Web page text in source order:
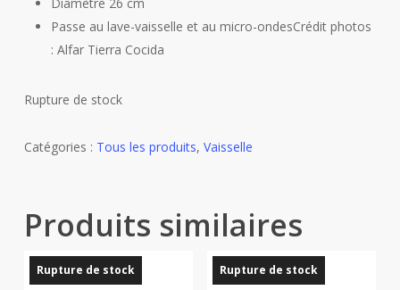
Passe au lave-vaisselle et au micro-ondesCrédit photos
: Alfar Tierra Cocida
Rupture de stock
Catégories : Tous les produits, Vaisselle
Produits similaires
Rupture de stock Rupture de stock